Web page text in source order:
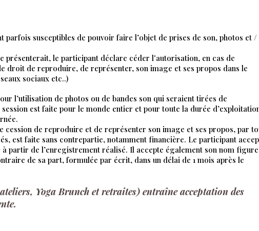
parfois susceptibles de pouvoir faire l’objet de prises de son, photos et /
présenterait, le participant déclare céder l'autorisation, en cas de
droit de reproduire, de représenter, son image et ses propos dans le
sociaux etc..)
l’utilisation de photos ou de bandes son qui seraient tirées de
est faite pour le monde entier et pour toute la durée
cession de reproduire et de représenter son image et ses propos, par
est faite sans contrepartie, notamment financière. Le participant
partir de l’enregistrement réalisé. Il accepte également son nom figure
de sa part, formulée par écrit, dans un délai de 1 mois après le
Yoga Brunch et retraites) entraîne acceptation des